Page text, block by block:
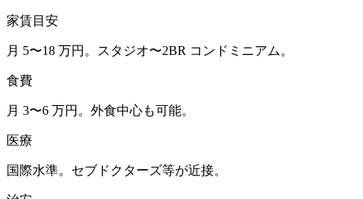
家賃目安
月 5〜18 万円。スタジオ〜2BR コンドミニアム。
食費
月 3〜6 万円。外食中心も可能。
医療
国際水準。セブドクターズ等が近接。